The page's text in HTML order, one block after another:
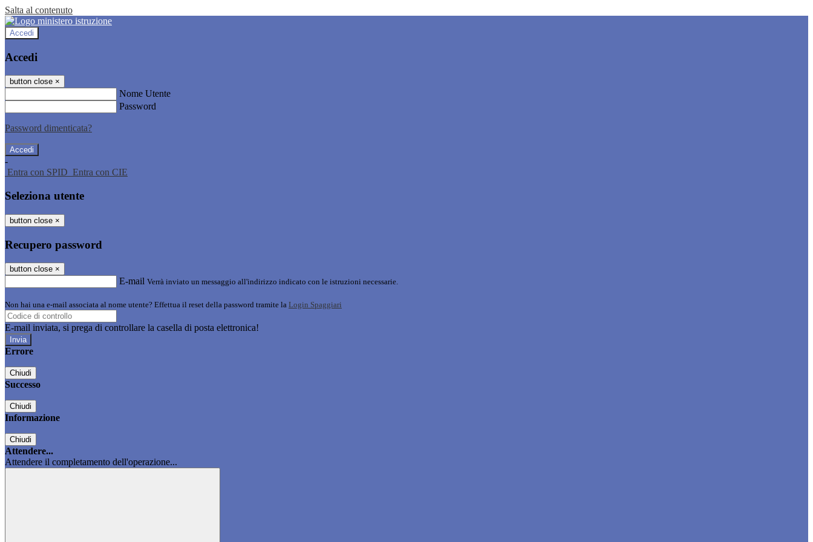
Salta al contenuto
Accedi
Accedi
button close ×
Nome Utente
Password
Password dimenticata?
-
Entra con SPID Entra con CIE
Seleziona utente
button close ×
Recupero password
button close ×
E-mail Verrà inviato un messaggio all'indirizzo indicato con le istruzioni necessarie.
Non hai una e-mail associata al nome utente? Effettua il reset della password tramite la Login Spaggiari
E-mail inviata, si prega di controllare la casella di posta elettronica!
Errore
Chiudi
Successo
Chiudi
Informazione
Chiudi
Attendere...
Attendere il completamento dell'operazione...